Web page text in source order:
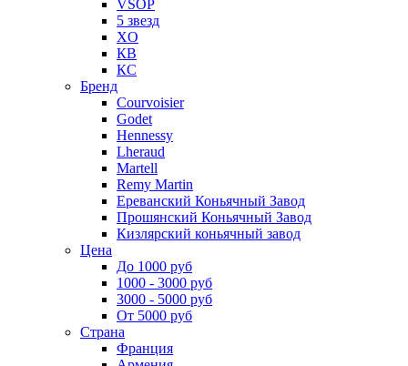
VSOP
5 звезд
XO
КВ
КС
Бренд
Courvoisier
Godet
Hennessy
Lheraud
Martell
Remy Martin
Ереванский Коньячный Завод
Прошянский Коньячный Завод
Кизлярский коньячный завод
Цена
До 1000 руб
1000 - 3000 руб
3000 - 5000 руб
От 5000 руб
Страна
Франция